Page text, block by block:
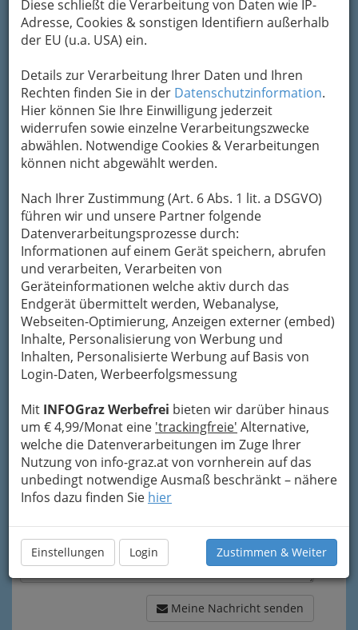
Diese schließt die Verarbeitung von Daten wie IP-
Adresse, Cookies & sonstigen Identifiern außerhalb
der EU (u.a. USA) ein.
Details zur Verarbeitung Ihrer Daten und Ihren
Rechten finden Sie in der Datenschutzinformation.
Hier können Sie Ihre Einwilligung jederzeit
widerrufen sowie einzelne Verarbeitungszwecke
abwählen. Notwendige Cookies & Verarbeitungen
können nicht abgewählt werden.
Nach Ihrer Zustimmung (Art. 6 Abs. 1 lit. a DSGVO)
führen wir und unsere Partner folgende
Datenverarbeitungsprozesse durch:
Informationen auf einem Gerät speichern, abrufen
und verarbeiten, Verarbeiten von
Geräteinformationen welche aktiv durch das
Endgerät übermittelt werden, Webanalyse,
Webseiten-Optimierung, Anzeigen externer (embed)
Inhalte, Personalisierung von Werbung und
Inhalten, Personalisierte Werbung auf Basis von
Login-Daten, Werbeerfolgsmessung
Mit INFOGraz Werbefrei bieten wir darüber hinaus
um € 4,99/Monat eine 'trackingfreie' Alternative,
welche die Datenverarbeitungen im Zuge Ihrer
Nutzung von info-graz.at von vornherein auf das
unbedingt notwendige Ausmaß beschränkt – nähere
Infos dazu finden Sie hier
Einstellungen Login Zustimmen & Weiter
Karte
Karte anzeigen
Kontaktaufnahme
Um die Info-Graz Firmenvor Spam-Mails zu
bewahren, verwenden wir an dieser Stelle zur
Übermittlung Ihrer Nachricht ein sicheres
Formular. Ihre Nachricht wird nach dem
Absenden umgehend per Mail an das
Unternehmen Glas Zemann Gesellschaft m.b.H.
weitergeleitet.
Mein Name
Meine Email Adresse
Mein Betreff
Meine Nachricht
Meine Nachricht senden